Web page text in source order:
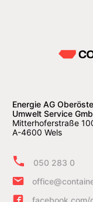
Energie AG
Umwelt Service
Mitterhoferstraße
A-4600 Wels
050 283 0